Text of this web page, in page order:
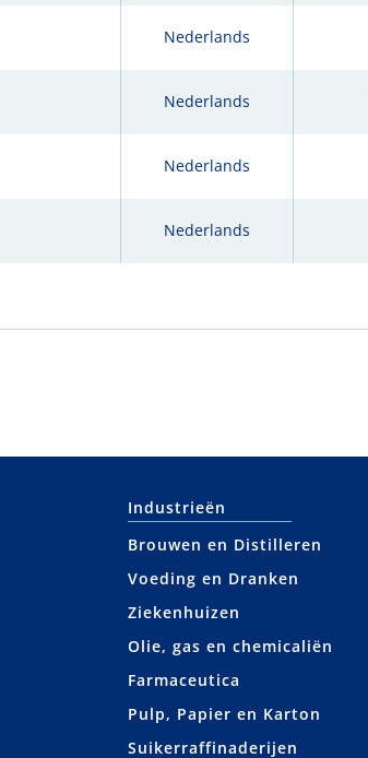
Nederlands
Nederlands
Nederlands
Nederlands
Industrieën
Brouwen en Distilleren
Voeding en Dranken
Ziekenhuizen
Olie, gas en chemicaliën
Farmaceutica
Pulp, Papier en Karton
Suikerraffinaderijen